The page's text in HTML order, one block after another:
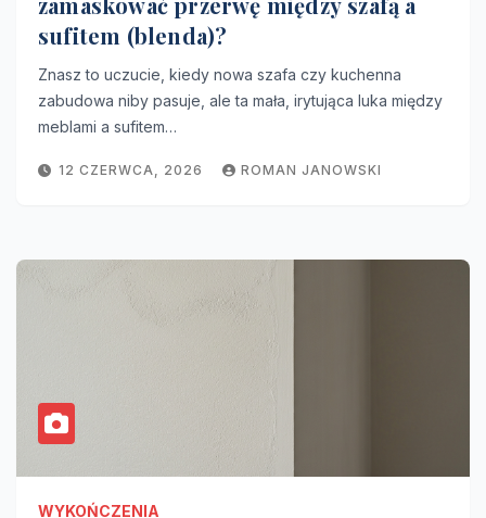
sufitem (blenda)?
Znasz to uczucie, kiedy nowa szafa czy kuchenna
zabudowa niby pasuje, ale ta mała, irytująca luka między
meblami a sufitem…
12 CZERWCA, 2026 ROMAN JANOWSKI
WYKOŃCZENIA